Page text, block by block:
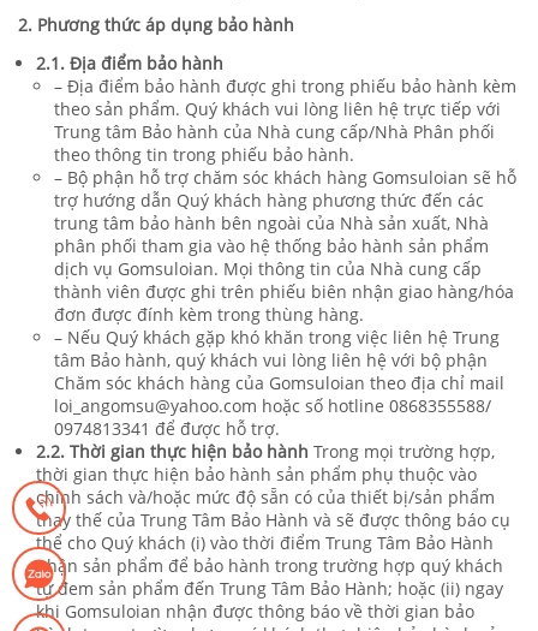
2. Phương thức áp dụng bảo hành
2.1. Địa điểm bảo hành
– Địa điểm bảo hành được ghi trong phiếu bảo hành kèm
theo sản phẩm. Quý khách vui lòng liên hệ trực tiếp với
Trung tâm Bảo hành của Nhà cung cấp/Nhà Phân phối
theo thông tin trong phiếu bảo hành.
– Bộ phận hỗ trợ chăm sóc khách hàng Gomsuloian sẽ hỗ
trợ hướng dẫn Quý khách hàng phương thức đến các
trung tâm bảo hành bên ngoài của Nhà sản xuất, Nhà
phân phối tham gia vào hệ thống bảo hành sản phẩm
dịch vụ Gomsuloian. Mọi thông tin của Nhà cung cấp
thành viên được ghi trên phiếu biên nhận giao hàng/hóa
đơn được đính kèm trong thùng hàng.
– Nếu Quý khách gặp khó khăn trong việc liên hệ Trung
tâm Bảo hành, quý khách vui lòng liên hệ với bộ phận
Chăm sóc khách hàng của Gomsuloian theo địa chỉ mail
loi_angomsu@yahoo.com hoặc số hotline 0868355588/
0974813341 để được hỗ trợ.
2.2. Thời gian thực hiện bảo hành Trong mọi trường hợp,
thời gian thực hiện bảo hành sản phẩm phụ thuộc vào
chính sách và/hoặc mức độ sẵn có của thiết bị/sản phẩm
thay thế của Trung Tâm Bảo Hành và sẽ được thông báo cụ
thể cho Quý khách (i) vào thời điểm Trung Tâm Bảo Hành
nhận sản phẩm để bảo hành trong trường hợp quý khách
tự đem sản phẩm đến Trung Tâm Bảo Hành; hoặc (ii) ngay
khi Gomsuloian nhận được thông báo về thời gian bảo